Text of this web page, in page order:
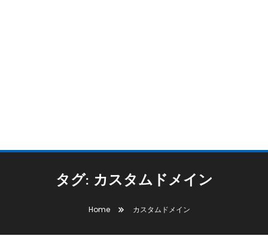
タグ: カスタムドメイン
Home カスタムドメイン